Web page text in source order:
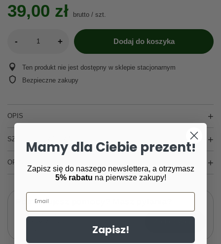
39,00 zł brutto / szt.
- + Dodaj do koszyka
Ten produkt nie jest dostępny w sklepie stacjonarnym
Bezpieczne zakupy
OPIS
SZCZEGÓŁOWE DANE
OPINIE
Potrzebujesz pomocy? Masz pytania?
Zadaj pytanie
Mamy dla Ciebie prezent!
Zapisz się do naszego newslettera, a otrzymasz
5% rabatu na pierwsze zakupy!
Email
Zapisz!